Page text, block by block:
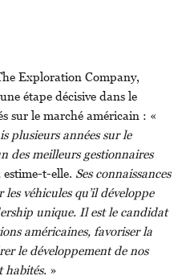
Exploration Company,
étape décisive dans le
sur le marché américain : «
plusieurs années sur le
des meilleurs gestionnaires
estime-t-elle. Ses connaissances
véhicules qu’il développe
unique. Il est le candidat
américaines, favoriser la
le développement de nos
habités. »